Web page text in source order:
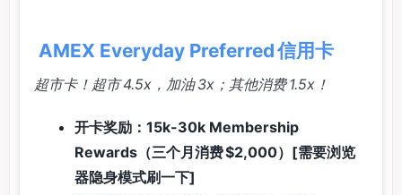
AMEX Everyday Preferred 信用卡
超市卡！超市 4.5x，加油 3x；其他消费 1.5x！
开卡奖励：15k-30k Membership
Rewards（三个月消费 $2,000）[需要浏览
器隐身模式刷一下]